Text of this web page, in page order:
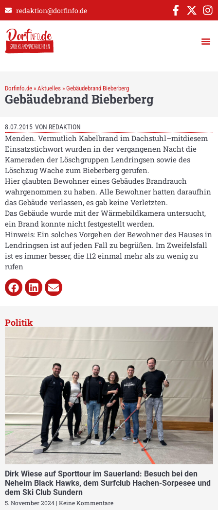
redaktion@dorfinfo.de
Dorfinfo.de » Aktuelles » Gebäudebrand Bieberberg
Gebäudebrand Bieberberg
8.07.2015 VON REDAKTION
Menden. Vermutlich Kabelbrand im Dachstuhl–mitdiesem
Einsatzstichwort wurden in der vergangenen Nacht die
Kameraden der Löschgruppen Lendringsen sowie des
Löschzug Wache zum Bieberberg gerufen.
Hier glaubten Bewohner eines Gebäudes Brandrauch
wahrgenommen zu haben. Alle Bewohner hatten daraufhin
das Gebäude verlassen, es gab keine Verletzten.
Das Gebäude wurde mit der Wärmebildkamera untersucht,
ein Brand konnte nicht festgestellt werden.
Hinweis: Ein solches Vorgehen der Bewohner des Hauses in
Lendringsen ist auf jeden Fall zu begrüßen. Im Zweifelsfall
ist es immer besser, die 112 einmal mehr als zu wenig zu
rufen
Politik
Dirk Wiese auf Sporttour im Sauerland: Besuch bei den
Neheim Black Hawks, dem Surfclub Hachen-Sorpesee und
dem Ski Club Sundern
5. November 2024 Keine Kommentare